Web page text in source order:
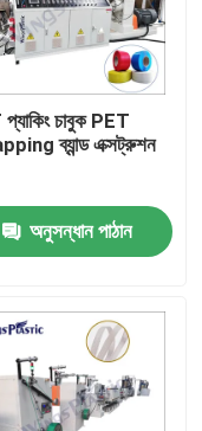
চাবুক PET
ব্যান্ড এক্সট্রুশন
অনুসন্ধান পাঠান